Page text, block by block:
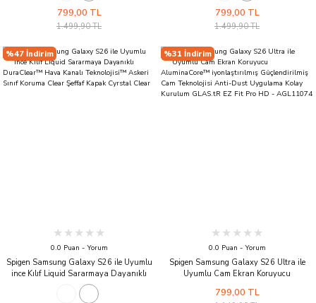
799,00 TL
1.499,90 TL
799,00 TL
1.499,90 TL
%47 İndirim
0.0 Puan - Yorum
Spigen Samsung Galaxy S26 ile Uyumlu
ince Kılıf Liquid Sararmaya Dayanıklı
DuraClear™ Hava Kanalı Teknolojisi™
Askeri Sınıf Koruma Clear Şeffaf Kapak
%31 İndirim
0.0 Puan - Yorum
Spigen Samsung Galaxy S26 Ultra ile
Uyumlu Cam Ekran Koruyucu
Güçlendirilmiş Cam Teknolojisi Anti-Dust
799,00 TL